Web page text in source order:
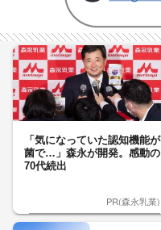
「気になっていた認知機能が
菌で…」森永が開発。感動の
70代続出
PR(森永乳業)